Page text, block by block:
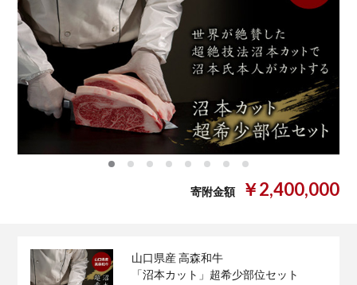
寄附金額 ￥2,400,000
山口県産 高森和牛
「沼本カット」超希少部位セット